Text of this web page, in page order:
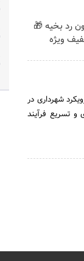
رد بخیه 🎁
شهرداری در
تسریع فرآیند